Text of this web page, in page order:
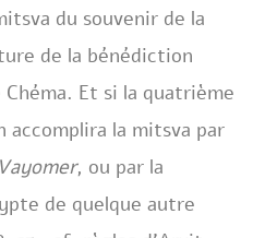
du souvenir de la
de la bénédiction
Et si la quatrième
la mitsva par
Vayomer, ou par la
de quelque autre